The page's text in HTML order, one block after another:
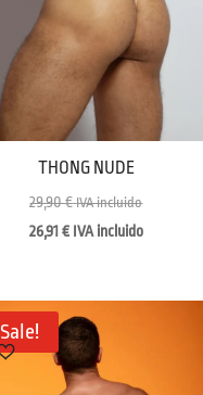
THONG NUDE
29,90€ IVA incluido
26,91€ IVA incluido
Sale!